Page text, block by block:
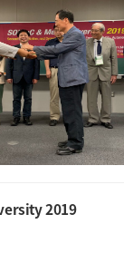
2019